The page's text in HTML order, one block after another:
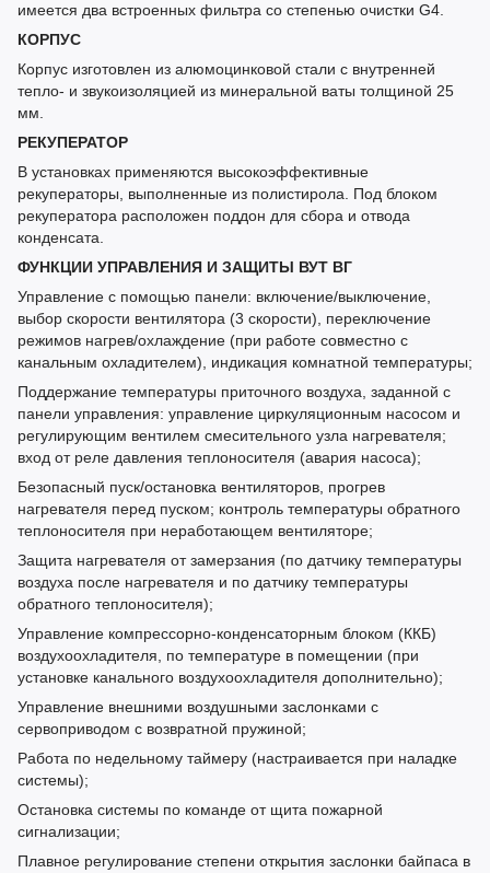
имеется два встроенных фильтра со степенью очистки G4.
КОРПУС
Корпус изготовлен из алюмоцинковой стали с внутренней
тепло- и звукоизоляцией из минеральной ваты толщиной 25
мм.
РЕКУПЕРАТОР
В установках применяются высокоэффективные
рекуператоры, выполненные из полистирола. Под блоком
рекуператора расположен поддон для сбора и отвода
конденсата.
ФУНКЦИИ УПРАВЛЕНИЯ И ЗАЩИТЫ ВУТ ВГ
Управление с помощью панели: включение/выключение,
выбор скорости вентилятора (3 скорости), переключение
режимов нагрев/охлаждение (при работе совместно с
канальным охладителем), индикация комнатной температуры;
Поддержание температуры приточного воздуха, заданной с
панели управления: управление циркуляционным насосом и
регулирующим вентилем смесительного узла нагревателя;
вход от реле давления теплоносителя (авария насоса);
Безопасный пуск/остановка вентиляторов, прогрев
нагревателя перед пуском; контроль температуры обратного
теплоносителя при неработающем вентиляторе;
Защита нагревателя от замерзания (по датчику температуры
воздуха после нагревателя и по датчику температуры
обратного теплоносителя);
Управление компрессорно-конденсаторным блоком (ККБ)
воздухоохладителя, по температуре в помещении (при
установке канального воздухоохладителя дополнительно);
Управление внешними воздушными заслонками с
сервоприводом с возвратной пружиной;
Работа по недельному таймеру (настраивается при наладке
системы);
Остановка системы по команде от щита пожарной
сигнализации;
Плавное регулирование степени открытия заслонки байпаса в